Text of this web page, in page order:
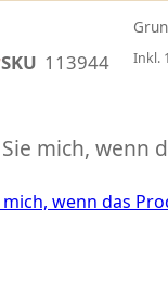
SKU 113944 Inkl.
mich, wenn
wenn das